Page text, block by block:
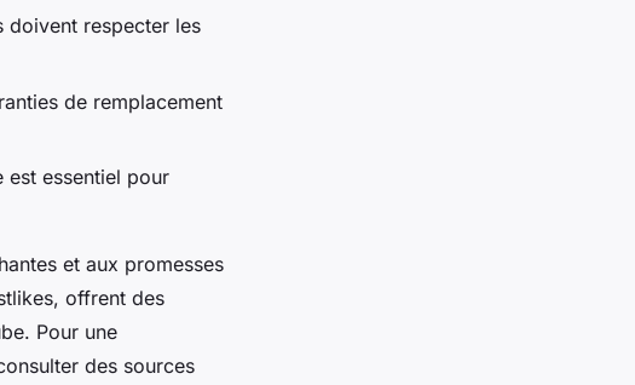
doivent respecter les
de remplacement
essentiel pour
et aux promesses
offrent des
Pour une
des sources